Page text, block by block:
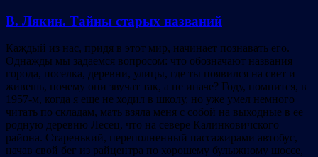
В. Лякин. Тайны старых названий
Каждый из нас, придя в этот мир, начинает познавать его.
Однажды мы задаемся вопросом: что обозначают названия
города, поселка, деревни, улицы, где ты появился на свет и
живешь, почему они звучат так, а не иначе? Году, помнится, в
1957-м, когда я еще не ходил в школу, но уже умел немного
читать по складам, мать взяла меня с собой на выходные в ее
родную деревню Лесец, что на севере Калинковичского
района. Старенький, переполненный пассажирами автобус,
начав свой бег из райцентра по хорошему булыжному шоссе,